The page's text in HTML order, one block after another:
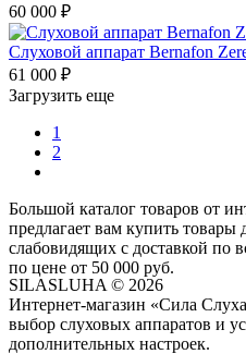
60 000 ₽
Слуховой аппарат Bernafon
61 000 ₽
Загрузить еще
1
2
Большой каталог товаров от
предлагает вам купить
слабовидящих с доставкой по
по цене от 50 000 руб.
SILASLUHA © 2026
Интернет-магазин «Сила
выбор слуховых аппаратов и
дополнительных настроек.